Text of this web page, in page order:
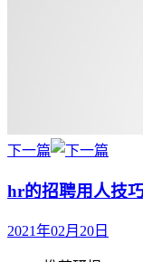
下一篇
hr的招聘用人技
2021年02月20日